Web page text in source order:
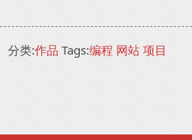
分类:作品 Tags:编程 网站 项目